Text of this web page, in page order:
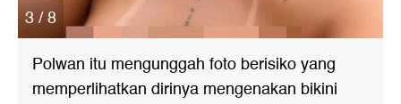
3 / 8
Polwan itu mengunggah foto berisiko yang
memperlihatkan dirinya mengenakan bikini